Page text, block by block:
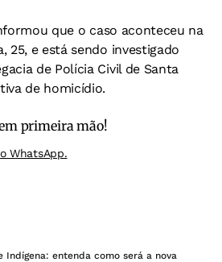
que o caso aconteceu na
25, e está sendo investigado
de Polícia Civil de Santa
de homicídio.
primeira mão!
WhatsApp.
Indígena: entenda como será a nova